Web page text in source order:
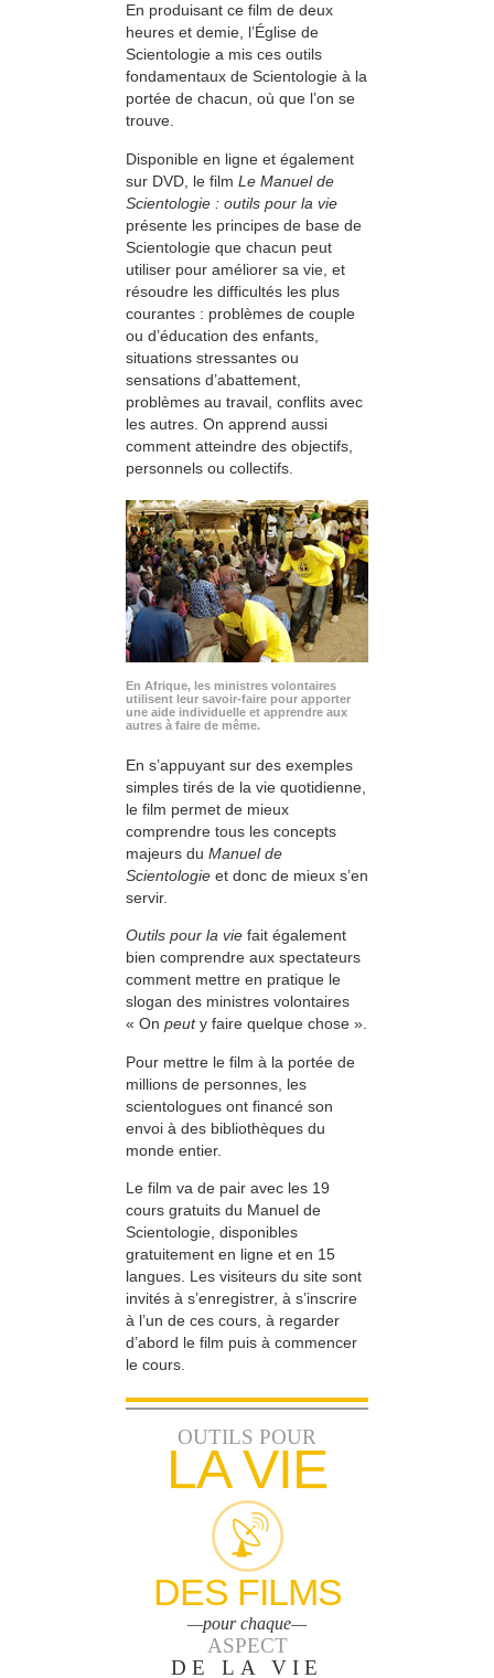
En produisant ce film de deux
heures et demie, l’Église de
Scientologie a mis ces outils
fondamentaux de Scientologie à la
portée de chacun, où que l’on se
trouve.
Disponible en ligne et également
sur DVD, le film Le Manuel de
Scientologie : outils pour la vie
présente les principes de base de
Scientologie que chacun peut
utiliser pour améliorer sa vie, et
résoudre les difficultés les plus
courantes : problèmes de couple
ou d’éducation des enfants,
situations stressantes ou
sensations d’abattement,
problèmes au travail, conflits avec
les autres. On apprend aussi
comment atteindre des objectifs,
personnels ou collectifs.
En Afrique, les ministres volontaires
utilisent leur savoir-faire pour apporter
une aide individuelle et apprendre aux
autres à faire de même.
En s’appuyant sur des exemples
simples tirés de la vie quotidienne,
le film permet de mieux
comprendre tous les concepts
majeurs du Manuel de
Scientologie et donc de mieux s’en
servir.
Outils pour la vie fait également
bien comprendre aux spectateurs
comment mettre en pratique le
slogan des ministres volontaires
« On peuty faire quelque chose ».
Pour mettre le film à la portée de
millions de personnes, les
scientologues ont financé son
envoi à des bibliothèques du
monde entier.
Le film va de pair avec les 19
cours gratuits du Manuel de
Scientologie, disponibles
gratuitement en ligne et en 15
langues. Les visiteurs du site sont
invités à s’enregistrer, à s’inscrire
à l’un de ces cours, à regarder
d’abord le film puis à commencer
le cours.
OUTILS POUR
LA VIE
DES FILMS
—pour chaque—
ASPECT
DE LA VIE